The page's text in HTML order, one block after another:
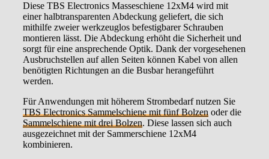
Diese TBS Electronics Masseschiene 12xM4 wird mit
einer halbtransparenten Abdeckung geliefert, die sich
mithilfe zweier werkzeuglos befestigbarer Schrauben
montieren lässt. Die Abdeckung erhöht die Sicherheit und
sorgt für eine ansprechende Optik. Dank der vorgesehenen
Ausbruchstellen auf allen Seiten können Kabel von allen
benötigten Richtungen an die Busbar herangeführt
werden.
Für Anwendungen mit höherem Strombedarf nutzen Sie
TBS Electronics Sammelschiene mit fünf Bolzen oder die
Sammelschiene mit drei Bolzen. Diese lassen sich auch
ausgezeichnet mit der Sammerschiene 12xM4
kombinieren.